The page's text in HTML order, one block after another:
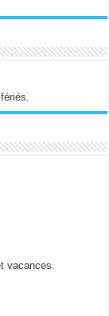
vacances.